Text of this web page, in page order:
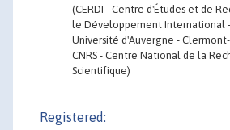
(CERDI - Centre d'Études et de
le Développement International
Université d'Auvergne - Clermont-
CNRS - Centre National de la
Scientifique)
Registered: